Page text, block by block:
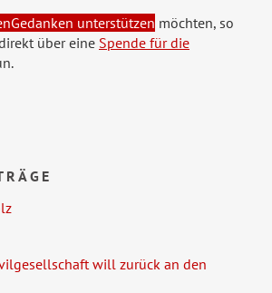
unterstützen möchten, so
über eine Spende für die
will zurück an den